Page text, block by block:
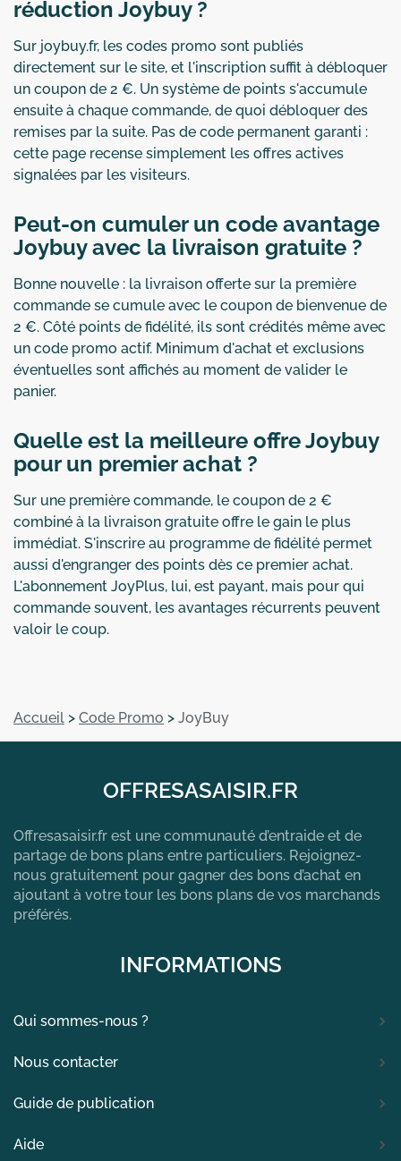
réduction Joybuy ?
Sur joybuy.fr, les codes promo sont publiés
directement sur le site, et l'inscription suffit à débloquer
un coupon de 2 €. Un système de points s'accumule
ensuite à chaque commande, de quoi débloquer des
remises par la suite. Pas de code permanent garanti :
cette page recense simplement les offres actives
signalées par les visiteurs.
Peut-on cumuler un code avantage
Joybuy avec la livraison gratuite ?
Bonne nouvelle : la livraison offerte sur la première
commande se cumule avec le coupon de bienvenue de
2 €. Côté points de fidélité, ils sont crédités même avec
un code promo actif. Minimum d'achat et exclusions
éventuelles sont affichés au moment de valider le
panier.
Quelle est la meilleure offre Joybuy
pour un premier achat ?
Sur une première commande, le coupon de 2 €
combiné à la livraison gratuite offre le gain le plus
immédiat. S'inscrire au programme de fidélité permet
aussi d'engranger des points dès ce premier achat.
L'abonnement JoyPlus, lui, est payant, mais pour qui
commande souvent, les avantages récurrents peuvent
valoir le coup.
Accueil > Code Promo > JoyBuy
OFFRESASAISIR.FR
Offresasaisir.fr est une communauté d’entraide et de
partage de bons plans entre particuliers. Rejoignez-
nous gratuitement pour gagner des bons d’achat en
ajoutant à votre tour les bons plans de vos marchands
préférés.
INFORMATIONS
Qui sommes-nous ?
Nous contacter
Guide de publication
Aide